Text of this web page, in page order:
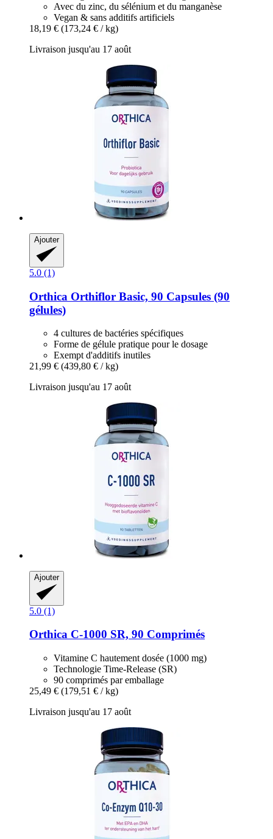
Avec du zinc, du sélénium et du manganèse
Vegan & sans additifs artificiels
18,19 € (173,24 € / kg)
Livraison jusqu'au 17 août
Ajouter
5.0 (1)
Orthica Orthiflor Basic, 90 Capsules (90
gélules)
4 cultures de bactéries spécifiques
Forme de gélule pratique pour le dosage
Exempt d'additifs inutiles
21,99 € (439,80 € / kg)
Livraison jusqu'au 17 août
Ajouter
5.0 (1)
Orthica C-​1000 SR, 90 Comprimés
Vitamine C hautement dosée (1000 mg)
Technologie Time-Release (SR)
90 comprimés par emballage
25,49 € (179,51 € / kg)
Livraison jusqu'au 17 août